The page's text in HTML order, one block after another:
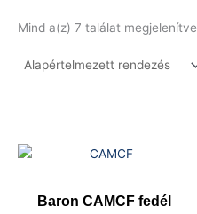
Mind a(z) 7 találat megjelenítve
Baron CAMCF fedél